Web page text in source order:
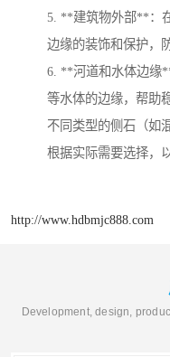
5. **建筑物外部**：
边缘的装饰和保护，
6. **河道和水体边缘
等水体的边缘，帮助
不同类型的侧石（如
根据实际需要选择，
http://www.hdbmjc888.com
Development, design,